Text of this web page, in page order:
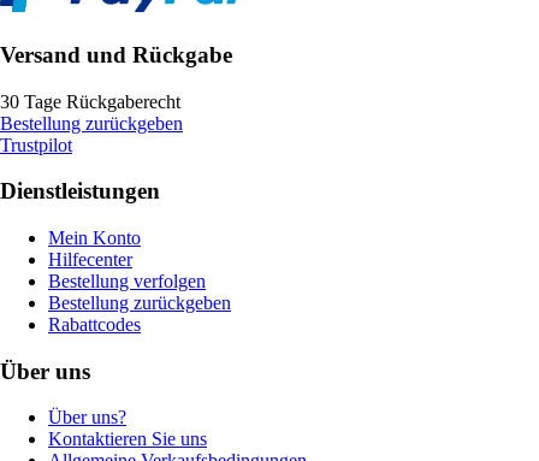
Versand und Rückgabe
30 Tage Rückgaberecht
Bestellung zurückgeben
Trustpilot
Dienstleistungen
Mein Konto
Hilfecenter
Bestellung verfolgen
Bestellung zurückgeben
Rabattcodes
Über uns
Über uns?
Kontaktieren Sie uns